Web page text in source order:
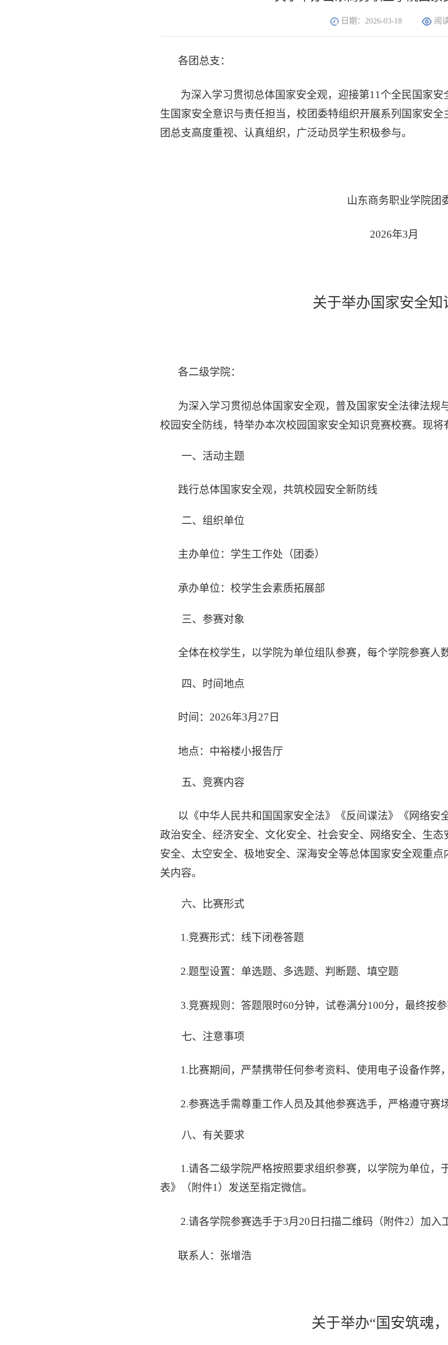
日期：2026-03-18 阅
各团总支：
为深入学习贯彻总体国家安全观，迎接第11个全民国家
生国家安全意识与责任担当，校团委特组织开展系列国家安
团总支高度重视、认真组织，广泛动员学生积极参与。
山东商务职业学院团
2026年3月
关于举办国家安全知
各二级学院：
为深入学习贯彻总体国家安全观，普及国家安全法律法规
校园安全防线，特举办本次校园国家安全知识竞赛校赛。现将
一、 活动主题
践行总体国家安全观，共筑校园安全新防线
二、 组织单位
主办单位：学生工作处（团委）
承办单位：校学生会素质拓展部
三、 参赛对象
全体在校学生，以学院为单位组队参赛，每个学院参赛人
四、 时间地点
时间： 2026年3月27日
地点：中裕楼小报告厅
五、 竞赛内容
以《中华人民共和国国家安全法》《反间谍法》《网络
政治安全、经济安全、文化安全、社会安全、网络安全、生
安全、太空安全、极地安全、深海安全等总体国家安全观重
关内容。
六、 比赛形式
1.竞赛形式：线下闭卷答题
2.题型设置：单选题、多选题、判断题、填空题
3.竞赛规则：答题限时60分钟，试卷满分100分，最终按
七、 注意事项
1. 比赛期间，严禁携带任何参考资料、使用电子设备作弊
2.参赛选手需尊重工作人员及其他参赛选手，严格遵守赛
八、 有关要求
1.请各二级学院严格按照要求组织参赛，以学院为单位，
表》（附件1）发送至指定微信。
2.请各学院参赛选手于3月20日扫描二维码（附件2）加入
联系人：张增浩
关于举办“国安筑魂